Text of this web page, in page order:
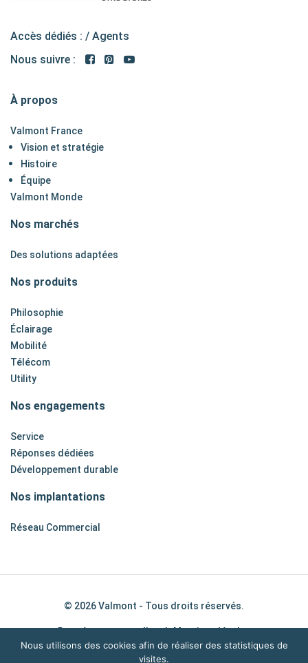
Accès dédiés : / Agents
Nous suivre :
À propos
Valmont France
Vision et stratégie
Histoire
Équipe
Valmont Monde
Nos marchés
Des solutions adaptées
Nos produits
Philosophie
Éclairage
Mobilité
Télécom
Utility
Nos engagements
Service
Réponses dédiées
Développement durable
Nos implantations
Réseau Commercial
© 2026 Valmont - Tous droits réservés.
Données personnelles | Mentions légales
Nous utilisons des cookies afin de réaliser des statistiques de
visites.